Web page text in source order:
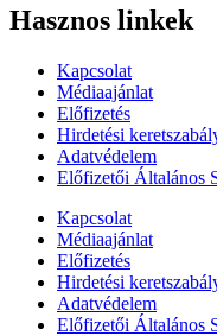
Hasznos linkek
Kapcsolat
Médiaajánlat
Előfizetés
Hirdetési
Adatvédelem
Előfizetői Általános
Kapcsolat
Médiaajánlat
Előfizetés
Hirdetési
Adatvédelem
Előfizetői Általános